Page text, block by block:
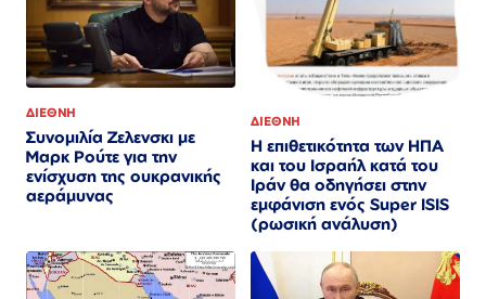
ΔΙΕΘΝΗ
Συνομιλία Ζελενσκι με
Μαρκ Ρούτε για την
ενίσχυση της ουκρανικής
αεράμυνας
ΔΙΕΘΝΗ
Η επιθετικότητα των ΗΠΑ
και του Ισραήλ κατά του
Ιράν θα οδηγήσει στην
εμφάνιση ενός Super ISIS
(ρωσική ανάλυση)